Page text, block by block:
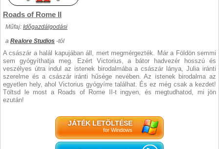
Roads of Rome II
Műfaj: Időgazdálgodási
a Realore Studios -tól
A császár a halál kapujában áll, mert megmérgezték. Már a Földön semmi
sem gyógyíthatja meg. Ezért Victorius, a bátor hadvezér hosszú és
veszélyes útra indul az istenek birodalmába a császár lánya, Julia iránti
szerelme és a császár iránti hűsége nevében. Az istenek birodalma az
egyetlen hely, ahol Victorius gyógyírre találhat. És ez még csak a kezdet!
Töltsd le most a Roads of Rome II-t ingyen, és megtudhatod, mi jön
ezután!
JÁTÉK LETÖLTÉSE
for Windows